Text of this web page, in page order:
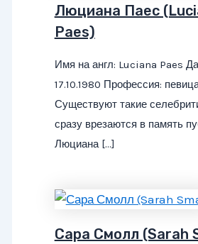
Люциана Паес
Paes)
Имя на англ: Luciana Paes
17.10.1980 Профессия:
Существуют такие
сразу врезаются в память
Люциана […]
Сара Смолл (Sarah